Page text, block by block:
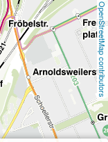
OpenStreetMap contributors